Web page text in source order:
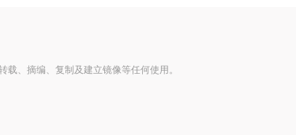
、摘编、复制及建立镜像等任何使用。